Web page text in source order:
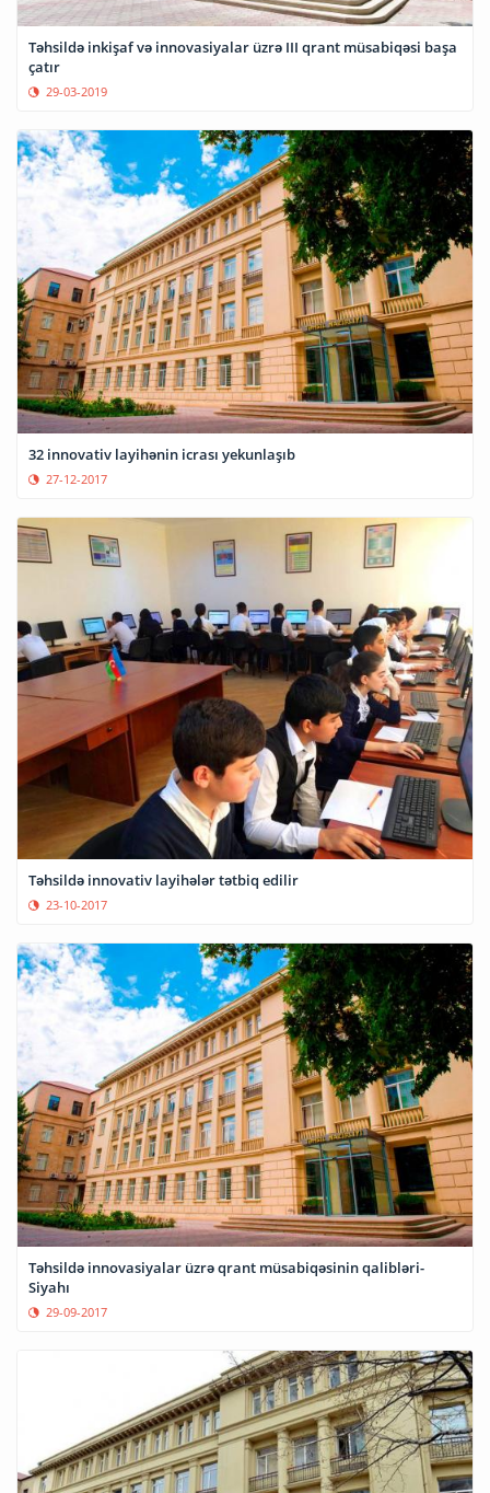
Təhsildə inkişaf və innovasiyalar üzrə III qrant müsabiqəsi başa
çatır
29-03-2019
32 innovativ layihənin icrası yekunlaşıb
27-12-2017
Təhsildə innovativ layihələr tətbiq edilir
23-10-2017
Təhsildə innovasiyalar üzrə qrant müsabiqəsinin qalibləri-
Siyahı
29-09-2017